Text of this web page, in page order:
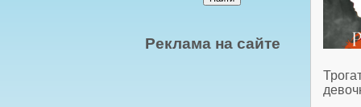
Реклама на сайте